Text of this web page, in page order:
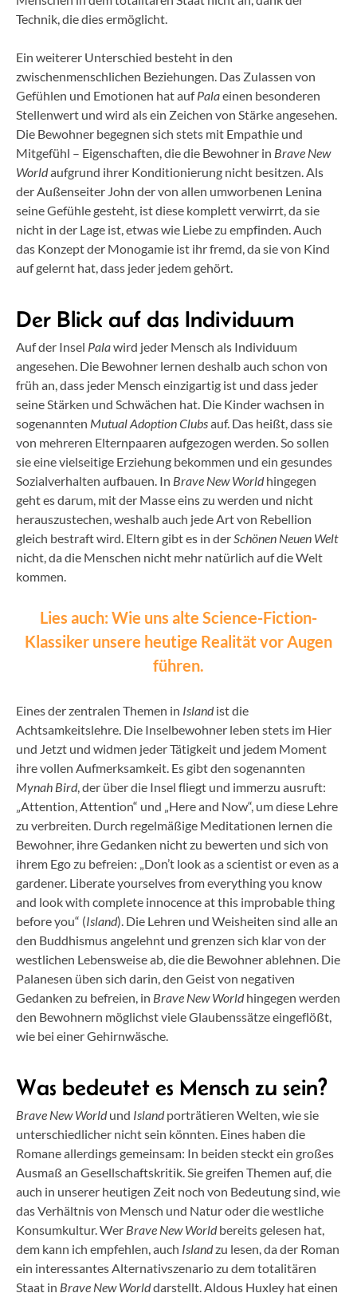
Technik, die dies ermöglicht.
Ein weiterer Unterschied besteht in den
zwischenmenschlichen Beziehungen. Das Zulassen von
Gefühlen und Emotionen hat aufPalaeinen besonderen
Stellenwert und wird als ein Zeichen von Stärke angesehen.
Die Bewohner begegnen sich stets mit Empathie und
Mitgefühl – Eigenschaften, die die Bewohner in Brave New
Worldaufgrund ihrer Konditionierung nicht besitzen. Als
der Außenseiter John der von allen umworbenen Lenina
seine Gefühle gesteht, ist diese komplett verwirrt, da sie
nicht in der Lage ist, etwas wie Liebe zu empfinden. Auch
das Konzept der Monogamie ist ihr fremd, da sie von Kind
auf gelernt hat, dass jeder jedem gehört.
Der Blick auf das Individuum
Auf der Insel Palawird jeder Mensch als Individuum
angesehen. Die Bewohner lernen deshalb auch schon von
früh an, dass jeder Mensch einzigartig ist und dass jeder
seine Stärken und Schwächen hat. Die Kinder wachsen in
sogenannten Mutual Adoption Clubsauf. Das heißt, dass sie
von mehreren Elternpaaren aufgezogen werden. So sollen
sie eine vielseitige Erziehung bekommen und ein gesundes
Sozialverhalten aufbauen. In Brave New Worldhingegen
geht es darum, mit der Masse eins zu werden und nicht
herauszustechen, weshalb auch jede Art von Rebellion
gleich bestraft wird. Eltern gibt es in der Schönen Neuen Welt
nicht, da die Menschen nicht mehr natürlich auf die Welt
kommen.
Lies auch: Wie uns alte Science-Fiction-
Klassiker unsere heutige Realität vor Augen
führen.
Eines der zentralen Themen in Islandist die
Achtsamkeitslehre. Die Inselbewohner leben stets im Hier
und Jetzt und widmen jeder Tätigkeit und jedem Moment
ihre vollen Aufmerksamkeit. Es gibt den sogenannten
Mynah Bird, der über die Insel fliegt und immerzu ausruft:
„Attention, Attention“ und „Here and Now“, um diese Lehre
zu verbreiten. Durch regelmäßige Meditationen lernen die
Bewohner, ihre Gedanken nicht zu bewerten und sich von
ihrem Ego zu befreien: „Don’t look as a scientist or even as a
gardener. Liberate yourselves from everything you know
and look with complete innocence at this improbable thing
before you“ (Island). Die Lehren und Weisheiten sind alle an
den Buddhismus angelehnt und grenzen sich klar von der
westlichen Lebensweise ab, die die Bewohner ablehnen. Die
Palanesen üben sich darin, den Geist von negativen
Gedanken zu befreien, in Brave New Worldhingegen werden
den Bewohnern möglichst viele Glaubenssätze eingeflößt,
wie bei einer Gehirnwäsche.
Was bedeutet es Mensch zu sein?
Brave New Worldund Islandporträtieren Welten, wie sie
unterschiedlicher nicht sein könnten. Eines haben die
Romane allerdings gemeinsam: In beiden steckt ein großes
Ausmaß an Gesellschaftskritik. Sie greifen Themen auf, die
auch in unserer heutigen Zeit noch von Bedeutung sind, wie
das Verhältnis von Mensch und Natur oder die westliche
Konsumkultur. Wer Brave New Worldbereits gelesen hat,
dem kann ich empfehlen, auch Islandzu lesen, da der Roman
ein interessantes Alternativszenario zu dem totalitären
Staat in Brave New Worlddarstellt. Aldous Huxley hat einen